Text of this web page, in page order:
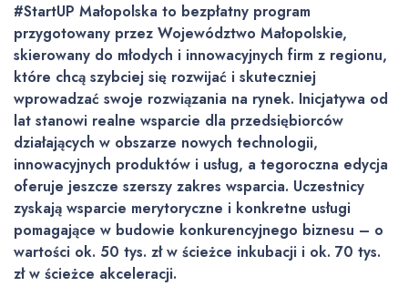
#StartUP Małopolska to bezpłatny program
przygotowany przez Województwo Małopolskie,
skierowany do młodych i innowacyjnych firm z regionu,
które chcą szybciej się rozwijać i skuteczniej
wprowadzać swoje rozwiązania na rynek. Inicjatywa od
lat stanowi realne wsparcie dla przedsiębiorców
działających w obszarze nowych technologii,
innowacyjnych produktów i usług, a tegoroczna edycja
oferuje jeszcze szerszy zakres wsparcia. Uczestnicy
zyskają wsparcie merytoryczne i konkretne usługi
pomagające w budowie konkurencyjnego biznesu – o
wartości ok. 50 tys. zł w ścieżce inkubacji i ok. 70 tys.
zł w ścieżce akceleracji.